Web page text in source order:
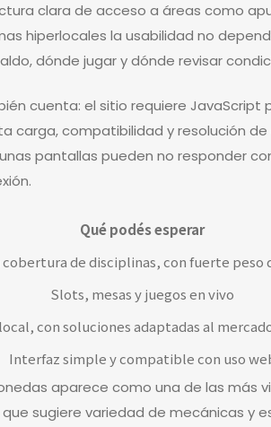
clara de acceso a áreas como
hiperlocales la usabilidad no
dónde jugar y dónde revisar
cuenta: el sitio requiere
carga, compatibilidad y resolución
pantallas pueden no responder
Qué podés esperar
de disciplinas, con fuerte peso
Slots, mesas y juegos en vivo
con soluciones adaptadas al
Interfaz simple y compatible con uso
aparece como una de las más
que sugiere variedad de mecánicas